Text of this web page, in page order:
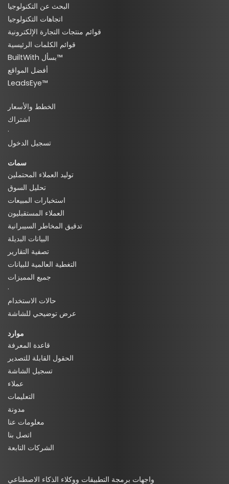
البحث عن التكنولوجيا
اتجاهات التكنولوجيا
قوائم منتجات التجارة الإلكترونية
قوائم الكلمات الرئيسية
BuiltWith بسأل™
أفضل المواقع
LeadsEye™
الخطط والأسعار
اشتراك
·
تسجيل الدخول
سمات
توليد العملاء المحتملين
تحليل السوق
استخبارات المبيعات
العملاء المستقبليون
تدقيق المخاطر السيبرانية
البيانات البديلة
تصفية التقارير
التغطية العالمية للبيانات
جميع المميزات
·
حالات الاستخدام
عرض توضيحي للشاشة
موارد
قاعدة المعرفة
الحقول القابلة للتصدير
تسجيل الشاشة
عملاء
التعليمات
مدونة
معلومات عنا
اتصل بنا
الشركات التابعة
واجهات برمجة التطبيقات ووكلاء الذكاء الاصطناعي